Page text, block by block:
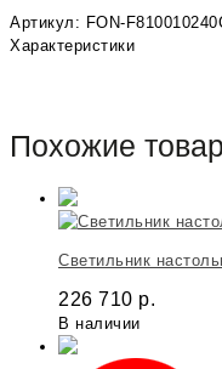
Артикул: FON-
Характеристики
Похожие
Светильник
226 710 р.
В наличии